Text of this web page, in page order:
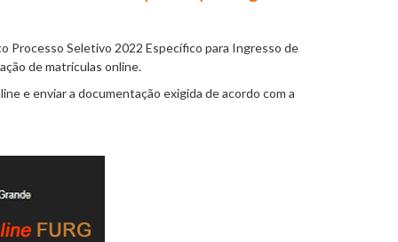
Processo Seletivo 2022 Específico para Ingresso de
de matrículas online.
e enviar a documentação exigida de acordo com a